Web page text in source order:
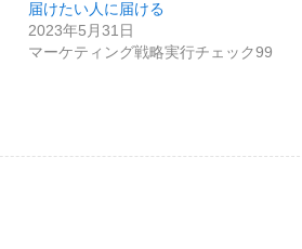
届けたい人に届ける
2023年5月31日
マーケティング戦略実行チェック99